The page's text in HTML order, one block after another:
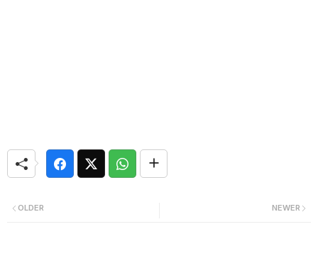
NEWER
OLDER